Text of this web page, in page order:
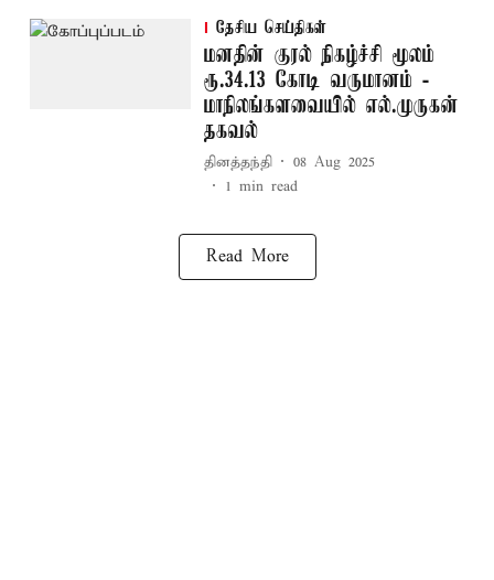
தேசிய செய்திகள்
மனதின் குரல் நிகழ்ச்சி மூலம்
ரூ.34.13 கோடி வருமானம் -
மாநிலங்களவையில் எல்.முருகன்
தகவல்
தினத்தந்தி
08 Aug 2025
1 min read
Read More